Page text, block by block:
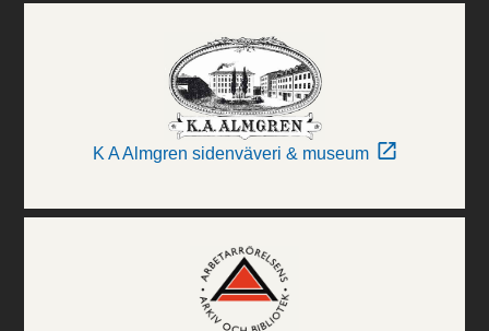
K A Almgren sidenväveri & museum